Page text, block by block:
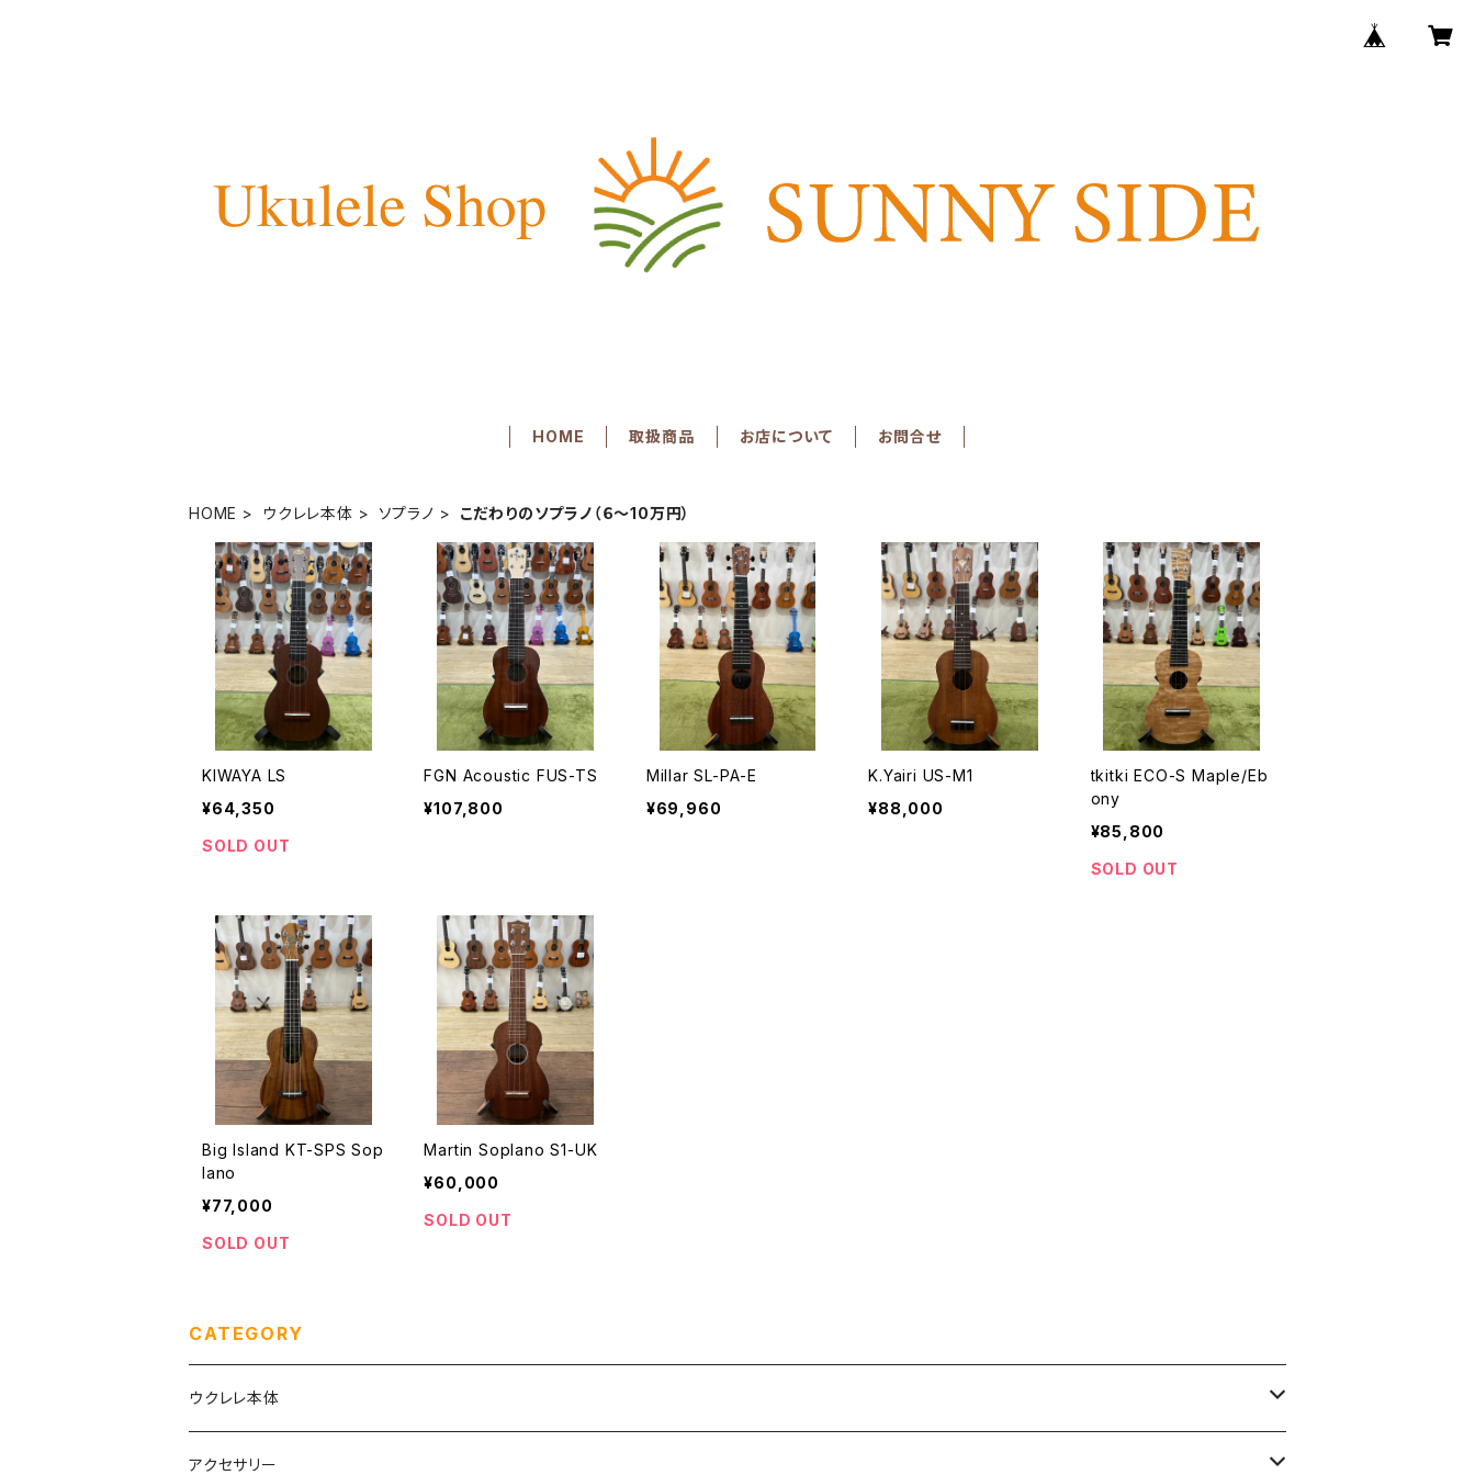
HOME 取扱商品 お店について お問合せ
HOME ウクレレ本体 ソプラノ こだわりのソプラノ（６〜10万円）
KIWAYA LS
¥64,350
SOLD OUT
FGN Acoustic FUS-TS
¥107,800
Millar SL-PA-E
¥69,960
K.Yairi US-M1
¥88,000
tkitki ECO-S Maple/Eb
ony
¥85,800
SOLD OUT
Big Island KT-SPS Sop
lano
¥77,000
SOLD OUT
Martin Soplano S1-UK
¥60,000
SOLD OUT
CATEGORY
ウクレレ本体
ソプラノ
アクセサリー